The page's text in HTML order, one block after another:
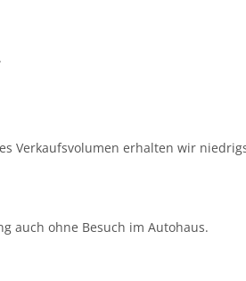
Verkaufsvolumen erhalten wir
auch ohne Besuch im Autohaus.